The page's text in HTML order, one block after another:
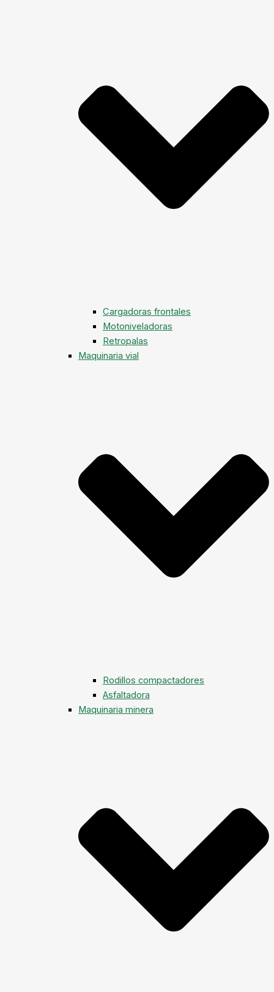
Cargadoras frontales
Motoniveladoras
Retropalas
Maquinaria vial
Rodillos compactadores
Asfaltadora
Maquinaria minera